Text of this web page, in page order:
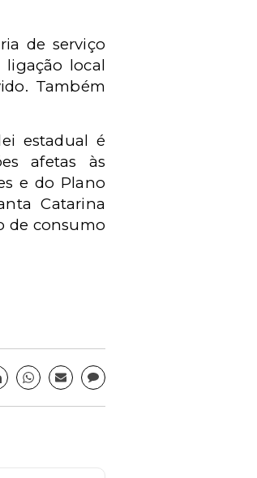
de serviço
local
Também
estadual é
afetas às
e do Plano
Catarina
de consumo